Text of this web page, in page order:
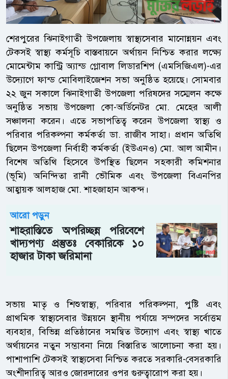
শেরপুরের ঝিনাইগাতী উপজেলায় স্বাস্থ্যসেবার মানোন্নয়ন এবং
টেকসই স্বাস্থ্য কর্মসূচি বাস্তবায়নে অর্থায়ন নিশ্চিত করার লক্ষ্যে
মোমেন্টাম কান্ট্রি অ্যান্ড গ্লোবাল লিডারশিপ (এমসিজিএল)-এর
উদ্যোগে ফান্ড মোবিলাইজেশন সভা অনুষ্ঠিত হয়েছে। সোমবার
২২ জুন সকালে ঝিনাইগাতী উপজেলা পরিষদের সম্মেলন কক্ষে
অনুষ্ঠিত সভায় উপজেলা কো-অর্ডিনেটর মো. মেহের আলী
সঞ্চালনা করেন। এতে সভাপতিত্ব করেন উপজেলা স্বাস্থ্য ও
পরিবার পরিকল্পনা কর্মকর্তা ডা. রাজীব সাহা। প্রধান অতিথি
ছিলেন উপজেলা নির্বাহী কর্মকর্তা (ইউএনও) মো. আল আমীন।
বিশেষ অতিথি হিসেবে উপস্থিত ছিলেন সহকারী কমিশনার
(ভূমি) অনিন্দিতা রানী ভৌমিক এবং উপজেলা বিএনপির
আহ্বায়ক আলহাজ মো. শাহজাহান আকন্দ।
আরো পড়ুন
শাহরাস্তিতে অপরিচ্ছন্ন পরিবেশে
খাদ্যপণ্য প্রস্তুতঃ বেকারিকে ১০
হাজার টাকা জরিমানা
সভায় মাতৃ ও শিশুস্বাস্থ্য, পরিবার পরিকল্পনা, পুষ্টি এবং
প্রাথমিক স্বাস্থ্যসেবার উন্নয়নে স্থানীয় পর্যায়ে সম্পদের সর্বোত্তম
ব্যবহার, বিভিন্ন প্রতিষ্ঠানের সমন্বিত উদ্যোগ এবং স্বাস্থ্য খাতে
অর্থায়নের নতুন সম্ভাবনা নিয়ে বিস্তারিত আলোচনা করা হয়।
পাশাপাশি টেকসই স্বাস্থ্যসেবা নিশ্চিত করতে সরকারি-বেসরকারি
অংশীদারিত্ব আরও জোরদারের ওপর গুরুত্বারোপ করা হয়।